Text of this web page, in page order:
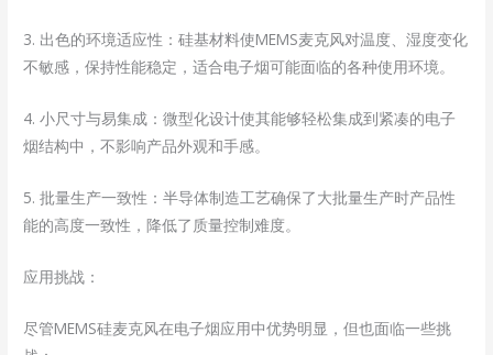
3. 出色的环境适应性：硅基材料使MEMS麦克风对温度、湿度变化
不敏感，保持性能稳定，适合电子烟可能面临的各种使用环境。
4. 小尺寸与易集成：微型化设计使其能够轻松集成到紧凑的电子
烟结构中，不影响产品外观和手感。
5. 批量生产一致性：半导体制造工艺确保了大批量生产时产品性
能的高度一致性，降低了质量控制难度。
应用挑战：
尽管MEMS硅麦克风在电子烟应用中优势明显，但也面临一些挑